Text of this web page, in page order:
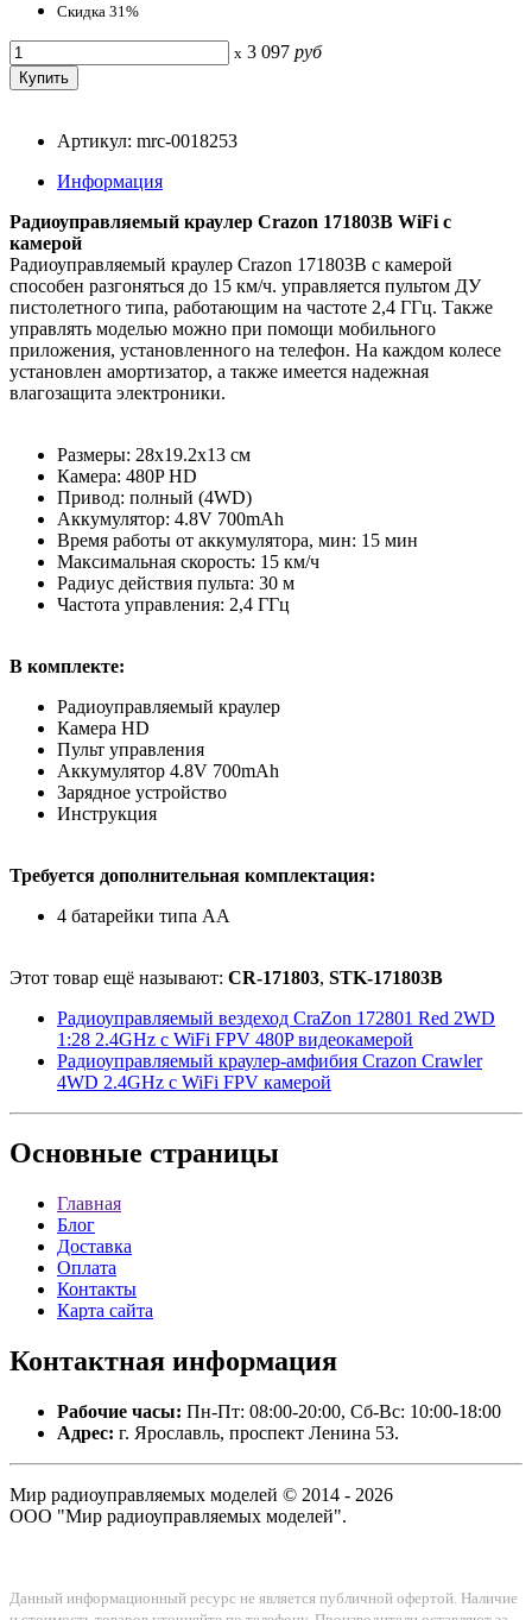
Скидка 31%
x 3 097 руб
Артикул: mrc-0018253
Информация
Радиоуправляемый краулер Crazon 171803B WiFi с
камерой
Радиоуправляемый краулер Crazon 171803B с камерой
способен разгоняться до 15 км/ч. управляется пультом ДУ
пистолетного типа, работающим на частоте 2,4 ГГц. Также
управлять моделью можно при помощи мобильного
приложения, установленного на телефон. На каждом колесе
установлен амортизатор, а также имеется надежная
влагозащита электроники.
Размеры: 28x19.2x13 см
Камера: 480P HD
Привод: полный (4WD)
Аккумулятор: 4.8V 700mAh
Время работы от аккумулятора, мин: 15 мин
Максимальная скорость: 15 км/ч
Радиус действия пульта: 30 м
Частота управления: 2,4 ГГц
В комплекте:
Радиоуправляемый краулер
Камера HD
Пульт управления
Аккумулятор 4.8V 700mAh
Зарядное устройство
Инструкция
Требуется дополнительная комплектация:
4 батарейки типа АА
Этот товар ещё называют: CR-171803, STK-171803B
Радиоуправляемый вездеход CraZon 172801 Red 2WD
1:28 2.4GHz с WiFi FPV 480P видеокамерой
Радиоуправляемый краулер-амфибия Crazon Crawler
4WD 2.4GHz c WiFi FPV камерой
Основные страницы
Главная
Блог
Доставка
Оплата
Контакты
Карта сайта
Контактная информация
Рабочие часы: Пн-Пт: 08:00-20:00, Сб-Вс: 10:00-18:00
Адрес: г. Ярославль, проспект Ленина 53.
Мир радиоуправляемых моделей © 2014 - 2026
ООО "Мир радиоуправляемых моделей".
Данный информационный ресурс не является публичной офертой. Наличие